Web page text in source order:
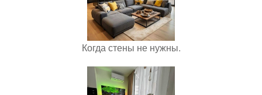
Когда стены не нужны.